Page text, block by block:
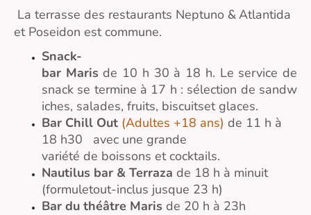
La terrasse des restaurants Neptuno & Atlantida
et Poseidon est commune.
Snack-
bar Marisde 10 h 30 à 18 h. Le service de
snack se termine à 17 h : sélection de sandw
iches, salades, fruits, biscuitset glaces.
Bar Chill Out (Adultes +18 ans) de 11 h à
18 h30 avec une grande
variété de boissons et cocktails.
Nautilus bar & Terraza de 18 h à minuit
(formuletout-inclus jusque 23 h)
Bar du théâtre Maris de 20 h à 23h